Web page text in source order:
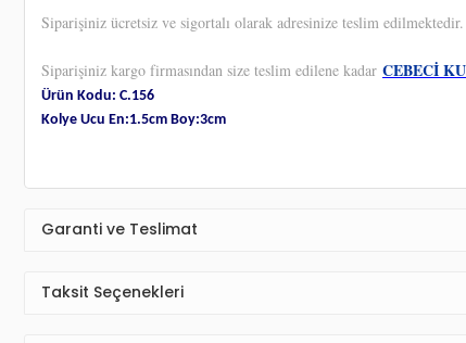
Siparişiniz ücretsiz ve sigortalı olarak adresinize teslim edilmektedir.
Siparişiniz kargo firmasından size teslim edilene kadar CEBECİ
Ürün Kodu: C.156
Kolye Ucu En:1.5cm Boy:3cm
Garanti ve Teslimat
Taksit Seçenekleri